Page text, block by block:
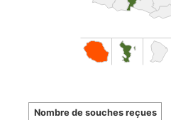
Nombre de souches reçues